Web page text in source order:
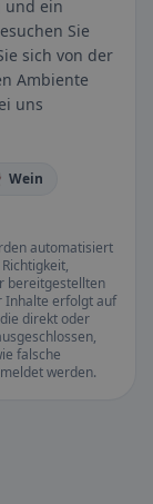
und ein
Sie
sich von der
Ambiente
uns
Wein
automatisiert
bereitgestellten
Inhalte erfolgt auf
direkt oder
falsche
werden.